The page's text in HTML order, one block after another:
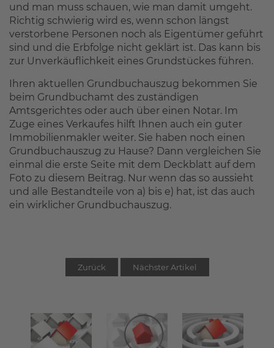
und man muss schauen, wie man damit umgeht.
Richtig schwierig wird es, wenn schon längst
verstorbene Personen noch als Eigentümer geführt
sind und die Erbfolge nicht geklärt ist. Das kann bis
zur Unverkäuflichkeit eines Grundstückes führen.
Ihren aktuellen Grundbuchauszug bekommen Sie
beim Grundbuchamt des zuständigen
Amtsgerichtes oder auch über einen Notar. Im
Zuge eines Verkaufes hilft Ihnen auch ein guter
Immobilienmakler weiter. Sie haben noch einen
Grundbuchauszug zu Hause? Dann vergleichen Sie
einmal die erste Seite mit dem Deckblatt auf dem
Foto zu diesem Beitrag. Nur wenn das so aussieht
und alle Bestandteile von a) bis e) hat, ist das auch
ein wirklicher Grundbuchauszug.
Zurück Nächster Artikel